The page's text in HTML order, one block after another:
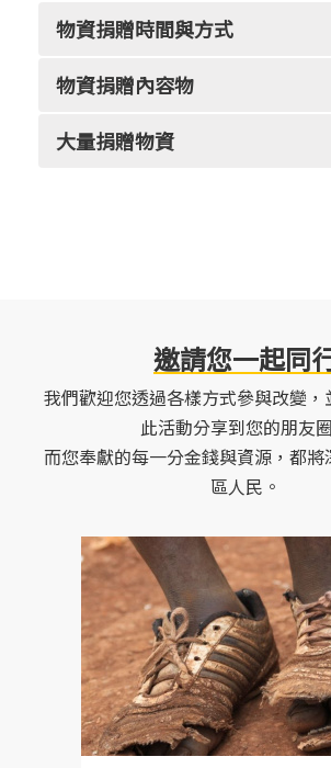
Q：請問我們要如何過去倉庫?有交
達嗎?
A： 請參考下方說明，可依照您
往。
●機場捷運轉乘 Ubike：
搭程機捷到捷運林口站，出站後至
一段6號的林口轉運站 Ubike 租
位於文化北路一段135號 (旁) 的井
達舊鞋救命伯利恆倉庫。
●機場捷運轉乘公車：
搭程機捷到捷運林口站，出站後至
北側 ）林口轉運站轉乘 760 公車經
經典社區下車後，步行約 100 公尺
鞋救命伯利恆倉庫。
物資捐贈時間與方式
Q：什麼時侯可以送鞋子給你們？
A： 請參考下方說明，依照您方便
【方法二】 等候下一次寄送募集開
每一次包裹募集活動結束後，會需
的時間藉著團體志工的協助及夥伴
備，才能騰出空間開放下一次的募
您先準備打包手邊的物資，持續關
推薦您持續追蹤我們的 官方臉書粉
(link is external)
，掌握最新的募集資訊與活動
Q：寄送包裹收件人要寫什麼?聯絡
物資捐贈內容物
Q：請問你們收什麼物資?
A：主要項目為鞋子、夏秋季衣物與
月的海運和非洲內陸運送過程中，
漸擴大以致物資抵達當地時無法使
適合捐出喔!
Q：是不是因為非洲他們那邊很熱
A：雖然非洲有各樣不同的氣候環境
範圍包含許多炎熱地帶，為考量分
儲的空間必須取捨，所以決定募集
使用的春夏季衣物，不收冬衣。
大量捐贈物資
Q：我們公司想要捐贈大量庫存物
做?
A：歡迎在協會的臉書粉絲團(link is
或
您的單位名稱、接洽窗口、聯絡電
單位希望捐贈的內容物、以及物資
邀請您一起同
我們歡迎您透過各樣方式參與改變
此活動分享到您的朋友圈
而您奉獻的每一分金錢與資源，都
區人民。